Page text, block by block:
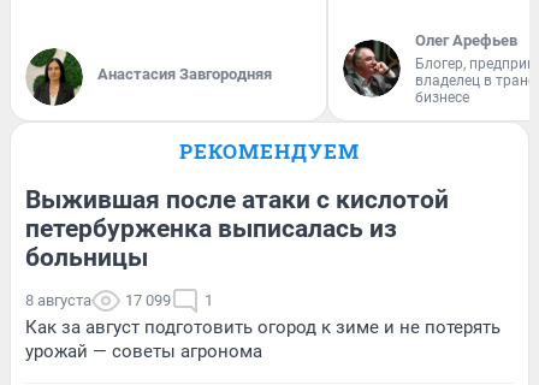
Анастасия Завгородняя
Олег Арефьев
Блогер,
владелец в
бизнесе
РЕКОМЕНДУЕМ
Выжившая после атаки с кислотой
петербурженка выписалась из
больницы
8 августа 17 099 1
Как за август подготовить огород к зиме и не потерять
урожай — советы агронома